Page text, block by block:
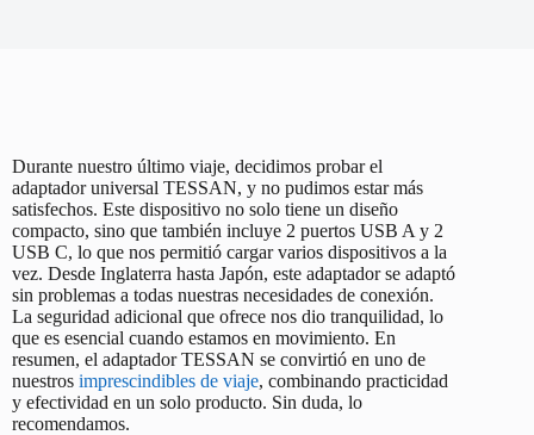
Durante nuestro último viaje, decidimos probar el
adaptador universal TESSAN, y no pudimos estar más
satisfechos. Este dispositivo no solo tiene un diseño
compacto, sino que también incluye 2 puertos USB A y 2
USB C, lo que nos permitió cargar varios dispositivos a la
vez. Desde Inglaterra hasta Japón, este adaptador se adaptó
sin problemas a todas nuestras necesidades de conexión.
La seguridad adicional que ofrece nos dio tranquilidad, lo
que es esencial cuando estamos en movimiento. En
resumen, el adaptador TESSAN se convirtió en uno de
nuestros imprescindibles de viaje, combinando practicidad
y efectividad en un solo producto. Sin duda, lo
recomendamos.